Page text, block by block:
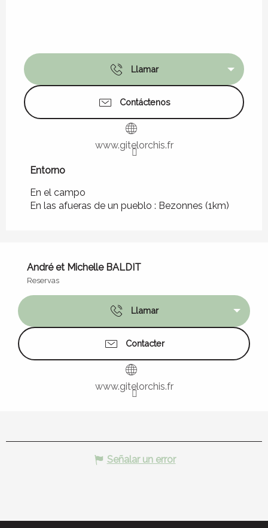
Llamar
Contáctenos
www.gitelorchis.fr
Entorno
Entorno
En el campo
En las afueras de un pueblo : Bezonnes (1km)
André et Michelle BALDIT
Reservas
Llamar
Contacter
www.gitelorchis.fr
Señalar un error